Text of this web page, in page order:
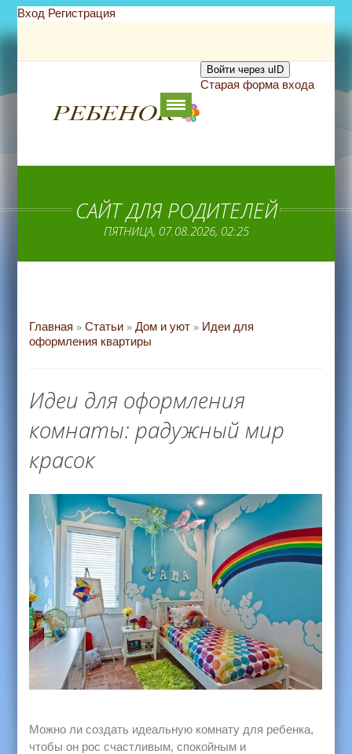
Вход Регистрация
Войти через uID
Старая форма входа
САЙТ ДЛЯ РОДИТЕЛЕЙ
ПЯТНИЦА, 07.08.2026, 02:25
Главная »Статьи »Дом и уют » Идеи для
оформления квартиры
Идеи для оформления
комнаты: радужный мир
красок
Можно ли создать идеальную комнату для ребенка,
чтобы он рос счастливым, спокойным и